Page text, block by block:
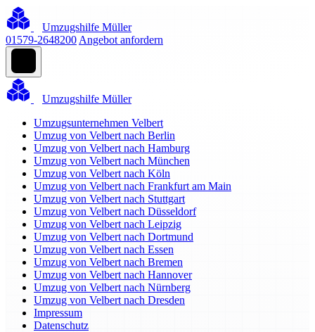
Umzugshilfe Müller
01579-2648200 Angebot anfordern
Umzugshilfe Müller
Umzugsunternehmen Velbert
Umzug von Velbert nach Berlin
Umzug von Velbert nach Hamburg
Umzug von Velbert nach München
Umzug von Velbert nach Köln
Umzug von Velbert nach Frankfurt am Main
Umzug von Velbert nach Stuttgart
Umzug von Velbert nach Düsseldorf
Umzug von Velbert nach Leipzig
Umzug von Velbert nach Dortmund
Umzug von Velbert nach Essen
Umzug von Velbert nach Bremen
Umzug von Velbert nach Hannover
Umzug von Velbert nach Nürnberg
Umzug von Velbert nach Dresden
Impressum
Datenschutz